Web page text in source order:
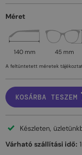
Méret
140 mm 45 mm
A feltüntetett méretek
KOSÁRBA TESZEM
Készleten,
Várható szállítási idő: